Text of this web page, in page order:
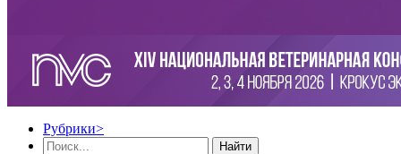
Рубрики>
Найти